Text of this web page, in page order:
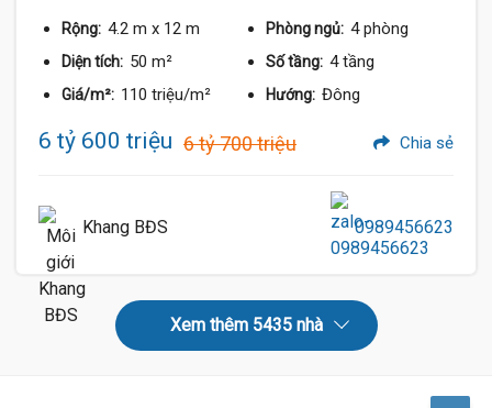
Rộng: 4.2 m x 12 m Phòng ngủ: 4 phòng
Diện tích: 50 m² Số tầng: 4 tầng
Giá/m²: 110 triệu/m² Hướng: Đông
6 tỷ 600 triệu 6 tỷ 700 triệu Chia sẻ
Khang BĐS 0989456623
Xem thêm 5435 nhà